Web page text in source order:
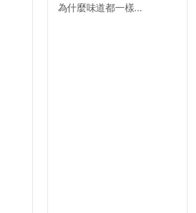
為什麼味道都一樣...